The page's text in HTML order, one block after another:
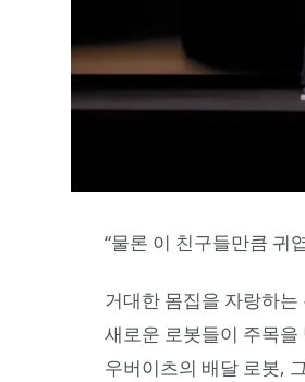
“물론 이 친구들만큼 귀
거대한 몸집을 자랑하
새로운 로봇들이 주목
우버이츠의 배달 로봇,